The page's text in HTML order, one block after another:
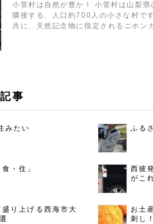
小菅村は自然が豊か！ 小菅村は山梨
隣接する、人口約700人の小さな村で
共に、天然記念物に指定されるニホ
事
みたい ふる
・住」
西彼
がこ
り上げる西海市大
お土
刺し